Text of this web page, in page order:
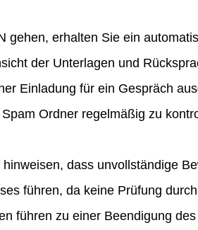
gehen, erhalten Sie ein
der Unterlagen und
Einladung für ein Gespräch
Ordner regelmäßig zu
dass unvollständige
führen, da keine Prüfung
führen zu einer Beendigung